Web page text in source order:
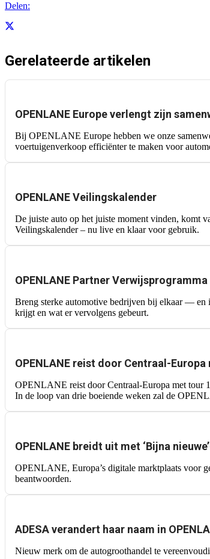
Delen:
Gerelateerde artikelen
OPENLANE Europe verlengt zijn
Bij OPENLANE Europe hebben we onze
voertuigenverkoop efficiënter te maken voor
OPENLANE Veilingskalender
De juiste auto op het juiste moment vinden, komt
Veilingskalender – nu live en klaar voor gebruik.
OPENLANE Partner Verwijsprogramma
Breng sterke automotive bedrijven bij elkaar — en
krijgt en wat er vervolgens gebeurt.
OPENLANE reist door Centraal-
OPENLANE reist door Centraal-Europa met tour
In de loop van drie boeiende weken zal de
OPENLANE breidt uit met ‘Bijna
OPENLANE, Europa’s digitale marktplaats voor
beantwoorden.
ADESA verandert haar naam in
Nieuw merk om de autogroothandel te